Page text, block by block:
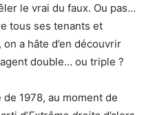
le vrai du faux. Ou pas…
tous ses tenants et
a hâte d’en découvrir
double… ou triple ?
1978, au moment de